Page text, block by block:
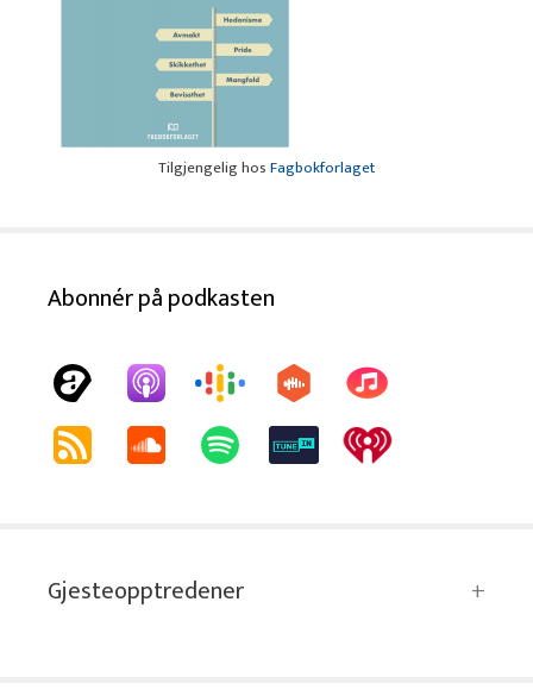
Tilgjengelig hosFagbokforlaget
Abonnér på podkasten
Gjesteopptredener